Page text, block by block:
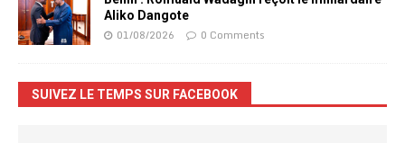
Aliko Dangote
01/08/2026 0 Comments
SUIVEZ LE TEMPS SUR FACEBOOK